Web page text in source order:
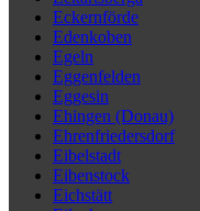
Eckernförde
Edenkoben
Egeln
Eggenfelden
Eggesin
Ehingen (Donau)
Ehrenfriedersdorf
Eibelstadt
Eibenstock
Eichstätt